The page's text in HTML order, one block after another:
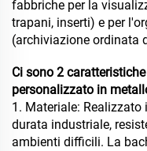
fabbriche per la
trapani, inserti) e per
(archiviazione ordinata
Ci sono 2
personalizzato in
1. Materiale:
durata industriale,
ambienti difficili. La